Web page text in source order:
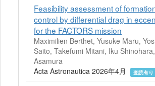
Feasibility assessment of
control by differential drag in
for the FACTORS mission
Maximilien Berthet, Yusuke Maru,
Saito, Takefumi Mitani, Iku
Asamura
Acta Astronautica 2026年4月
査読有り